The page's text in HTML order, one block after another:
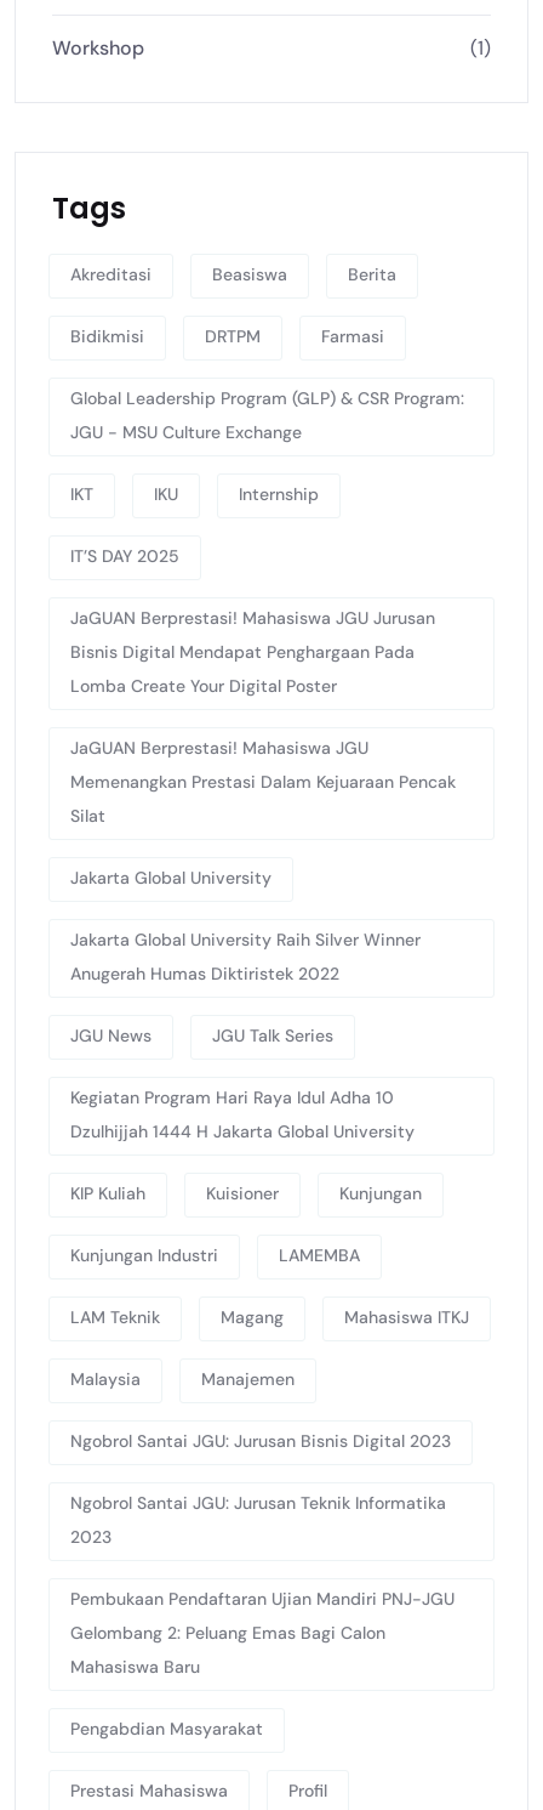
Workshop (1)
Tags
Akreditasi Beasiswa Berita
Bidikmisi DRTPM Farmasi
Global Leadership Program (GLP) & CSR Program:
JGU - MSU Culture Exchange
IKT IKU Internship
IT’S DAY 2025
JaGUAN Berprestasi! Mahasiswa JGU Jurusan
Bisnis Digital Mendapat Penghargaan Pada
Lomba Create Your Digital Poster
JaGUAN Berprestasi! Mahasiswa JGU
Memenangkan Prestasi Dalam Kejuaraan Pencak
Silat
Jakarta Global University
Jakarta Global University Raih Silver Winner
Anugerah Humas Diktiristek 2022
JGU News JGU Talk Series
Kegiatan Program Hari Raya Idul Adha 10
Dzulhijjah 1444 H Jakarta Global University
KIP Kuliah Kuisioner Kunjungan
Kunjungan Industri LAMEMBA
LAM Teknik Magang Mahasiswa ITKJ
Malaysia Manajemen
Ngobrol Santai JGU: Jurusan Bisnis Digital 2023
Ngobrol Santai JGU: Jurusan Teknik Informatika
2023
Pembukaan Pendaftaran Ujian Mandiri PNJ-JGU
Gelombang 2: Peluang Emas Bagi Calon
Mahasiswa Baru
Pengabdian Masyarakat
Prestasi Mahasiswa Profil